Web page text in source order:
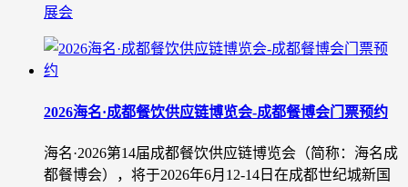
展会
2026海名·成都餐饮供应链博览会-成都餐博会门票预约
海名·2026第14届成都餐饮供应链博览会（简称：海名成
都餐博会），将于2026年6月12-14日在成都世纪城新国